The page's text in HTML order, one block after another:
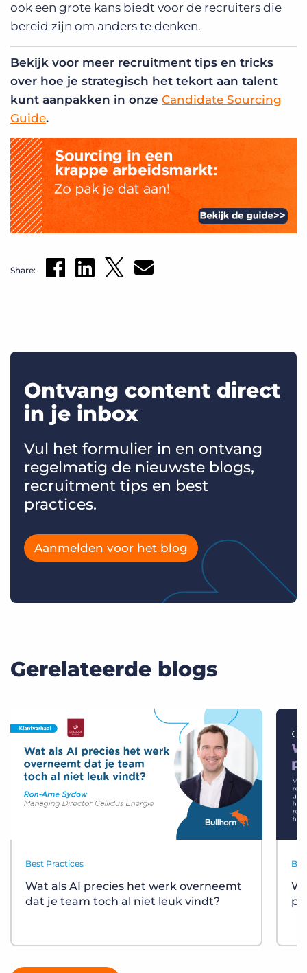
ook een grote kans biedt voor de recruiters die
bereid zijn om anders te denken.
Bekijk voor meer recruitment tips en tricks
over hoe je strategisch het tekort aan talent
kunt aanpakken in onze Candidate Sourcing
Guide.
Share:
Ontvang content direct
in je inbox
Vul het formulier in en ontvang
regelmatig de nieuwste blogs,
recruitment tips en best
practices.
Aanmelden voor het blog
Gerelateerde blogs
Best Practices
Wat als AI precies het werk overneemt
dat je team toch al niet leuk vindt?